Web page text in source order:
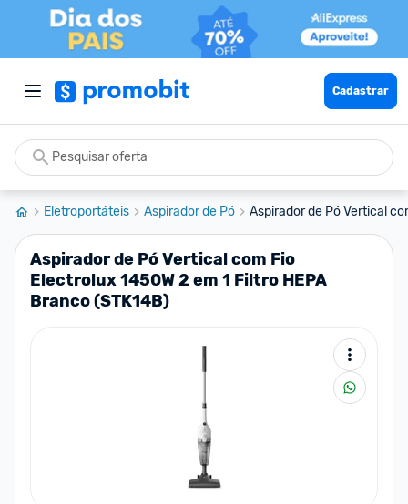
Cadastrar
Eletroportáteis Aspirador de Pó Aspirador de Pó Vertical
Aspirador de Pó Vertical com Fio
Electrolux 1450W 2 em 1 Filtro HEPA
Branco (STK14B)